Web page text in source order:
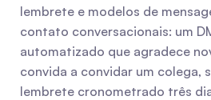
lembrete e modelos de
contato conversacionais: um
automatizado que agradece
convida a convidar um colega,
lembrete cronometrado três